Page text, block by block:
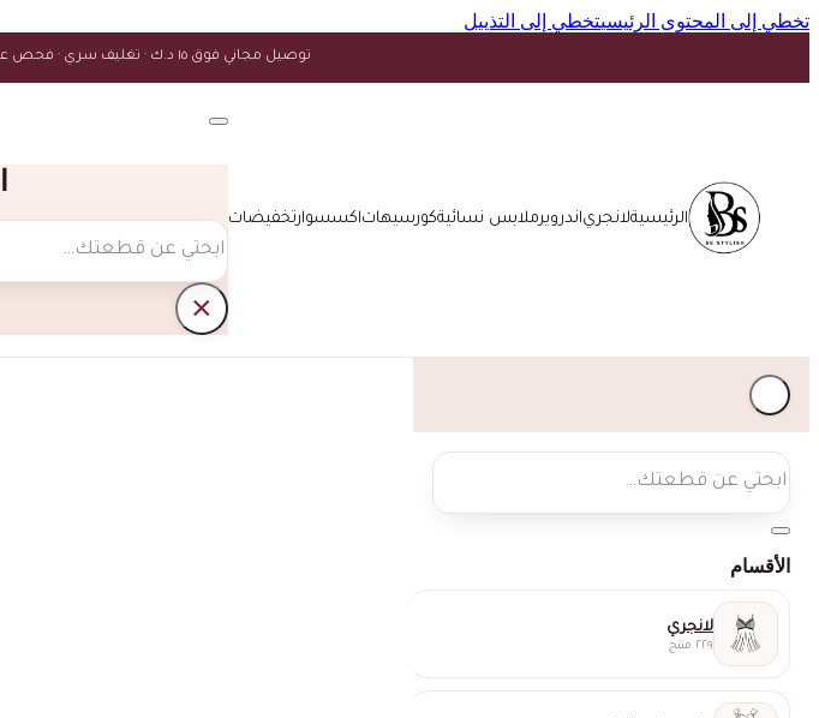
تخطي إلى المحتوى الرئيسيتخطي إلى التذييل
توصيل مجاني فوق ١٥ د.ك · تغليف سري · فحص عند الاستلام · دفع آمن K-Net / فيزا / ماستركارد
الرئيسيةلانجرياندرويرملابس نسائيةكورسيهاتاكسسوارتخفيضاتبحث
×
بحث
الأقسام
لانجري
٢٢٩ منتج